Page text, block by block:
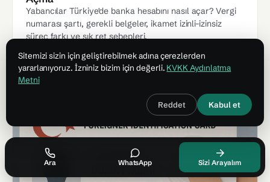
Yabancılar Türkiye'de banka hesabını nasıl açar? Vergi
numarası şartı, gerekli belgeler, ikamet izinli-izinsiz
süreç farkı ve sık ret sebepleri.
16 Haz 2026· ~ 7 dk
Ara WhatsApp Sizi Arayalım
Sitemizi sizin için geliştirebilmek adına çerezlerden
yararlanıyoruz. İzniniz bizim için değerli. KVKK Aydınlatma
Metni
Reddet Kabul et